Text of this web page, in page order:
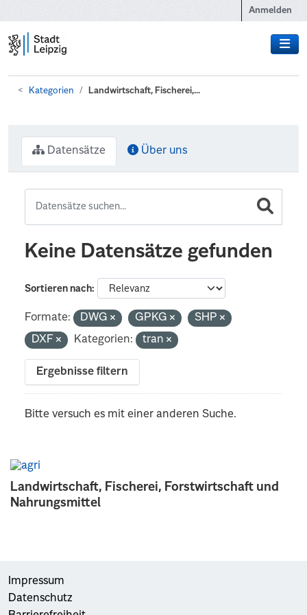
Anmelden
Kategorien Landwirtschaft, Fischerei,...
Landwirtschaft, Fischerei, Forstwirtschaft und
Nahrungsmittel
Datensätze Über uns
Keine Datensätze gefunden
Sortieren nach
Formate: DWG GPKG
SHP
DXF
Kategorien: tran
Ergebnisse filtern
Bitte versuch es mit einer anderen Suche.
Impressum
Datenschutz